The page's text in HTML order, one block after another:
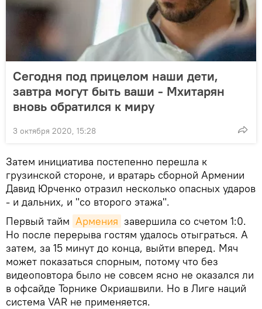
Сегодня под прицелом наши дети,
завтра могут быть ваши - Мхитарян
вновь обратился к миру
3 октября 2020, 15:28
Затем инициатива постепенно перешла к
грузинской стороне, и вратарь сборной Армении
Давид Юрченко отразил несколько опасных ударов
- и дальних, и "со второго этажа".
Первый тайм Армения завершила со счетом 1:0.
Но после перерыва гостям удалось отыграться. А
затем, за 15 минут до конца, выйти вперед. Мяч
может показаться спорным, потому что без
видеоповтора было не совсем ясно не оказался ли
в офсайде Торнике Окриашвили. Но в Лиге наций
система VAR не применяется.